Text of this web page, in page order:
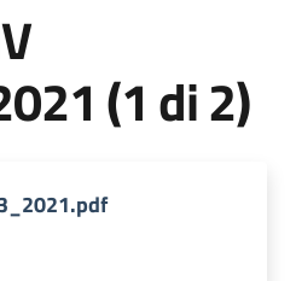
(1 di 2)